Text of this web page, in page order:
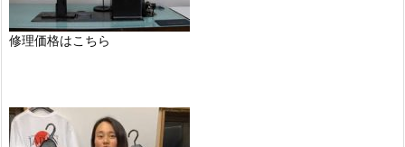
修理価格はこちら